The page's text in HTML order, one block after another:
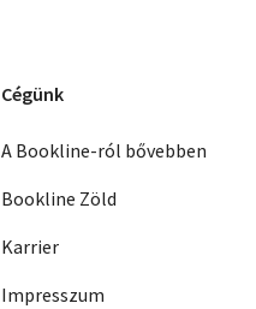
Cégünk
A Bookline-ról bővebben
Bookline Zöld
Karrier
Impresszum